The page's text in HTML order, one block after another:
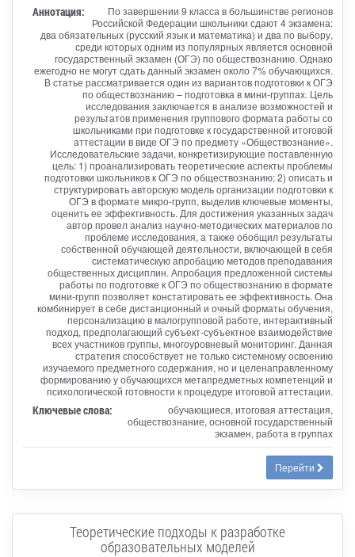
Аннотация:
По завершении 9 класса в большинстве регионов
Российской Федерации школьники сдают 4 экзамена:
два обязательных (русский язык и математика) и два по выбору,
среди которых одним из популярных является основной
государственный экзамен (ОГЭ) по обществознанию. Однако
ежегодно не могут сдать данный экзамен около 7% обучающихся.
В статье рассматривается один из вариантов подготовки к ОГЭ
по обществознанию – подготовка в мини-группах. Цель
исследования заключается в анализе возможностей и
результатов применения группового формата работы со
школьниками при подготовке к государственной итоговой
аттестации в виде ОГЭ по предмету «Обществознание».
Исследовательские задачи, конкретизирующие поставленную
цель: 1) проанализировать теоретические аспекты проблемы
подготовки школьников к ОГЭ по обществознанию; 2) описать и
структурировать авторскую модель организации подготовки к
ОГЭ в формате микро-групп, выделив ключевые моменты,
оценить ее эффективность. Для достижения указанных задач
автор провел анализ научно-методических материалов по
проблеме исследования, а также обобщил результаты
собственной обучающей деятельности, включающей в себя
систематическую апробацию методов преподавания
общественных дисциплин. Апробация предложенной системы
работы по подготовке к ОГЭ по обществознанию в формате
мини-групп позволяет констатировать ее эффективность. Она
комбинирует в себе дистанционный и очный форматы обучения,
персонализацию в малогрупповой работе, интерактивный
подход, предполагающий субъект-субъектное взаимодействие
всех участников группы, многоуровневый мониторинг. Данная
стратегия способствует не только системному освоению
изучаемого предметного содержания, но и целенаправленному
формированию у обучающихся метапредметных компетенций и
психологической готовности к процедуре итоговой аттестации.
Ключевые слова:
обучающиеся, итоговая аттестация,
обществознание, основной государственный
экзамен, работа в группах
Перейти
Теоретические подходы к разработке
образовательных моделей